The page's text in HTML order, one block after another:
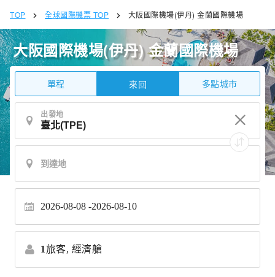
TOP 全球國際機票 TOP 大阪國際機場(伊丹) 金蘭國際機場
大阪國際機場(伊丹) 金蘭國際機場
單程 來回 多點城市
出發地
2026-08-08 2026-08-10
1旅客, 經濟艙